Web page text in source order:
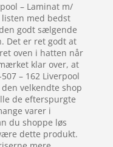
– Laminat m/
med bedst
godt sælgende
Det er ret godt at
oven i hatten når
klar over, at
– 162 Liverpool
velkendte shop
de efterspurgte
varer i
du shoppe løs
dette produkt.